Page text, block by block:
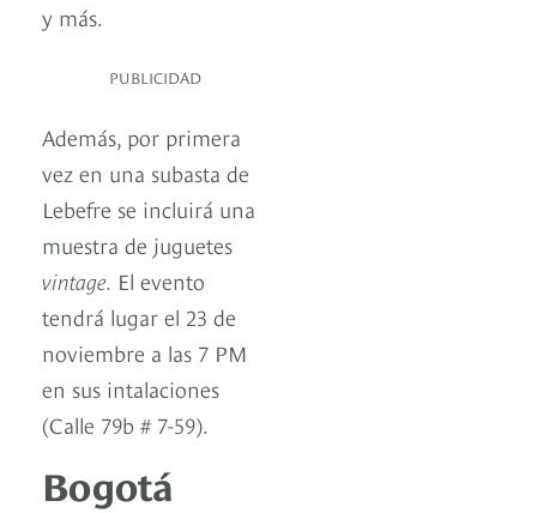
y más.
PUBLICIDAD
Además, por primera
vez en una subasta de
Lebefre se incluirá una
muestra de juguetes
vintage. El evento
tendrá lugar el 23 de
noviembre a las 7 PM
en sus intalaciones
(Calle 79b # 7-59).
Bogotá